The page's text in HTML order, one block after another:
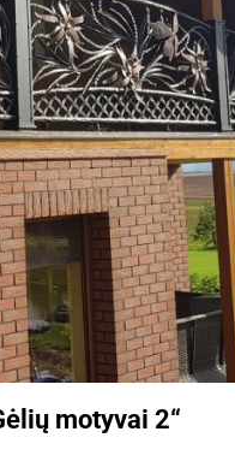
motyvai 2“